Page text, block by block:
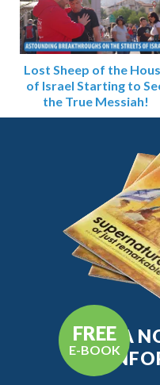
Lost Sheep of the
of Israel Starting to
the True Messiah!
FREE
E-BOOK
RECEBA